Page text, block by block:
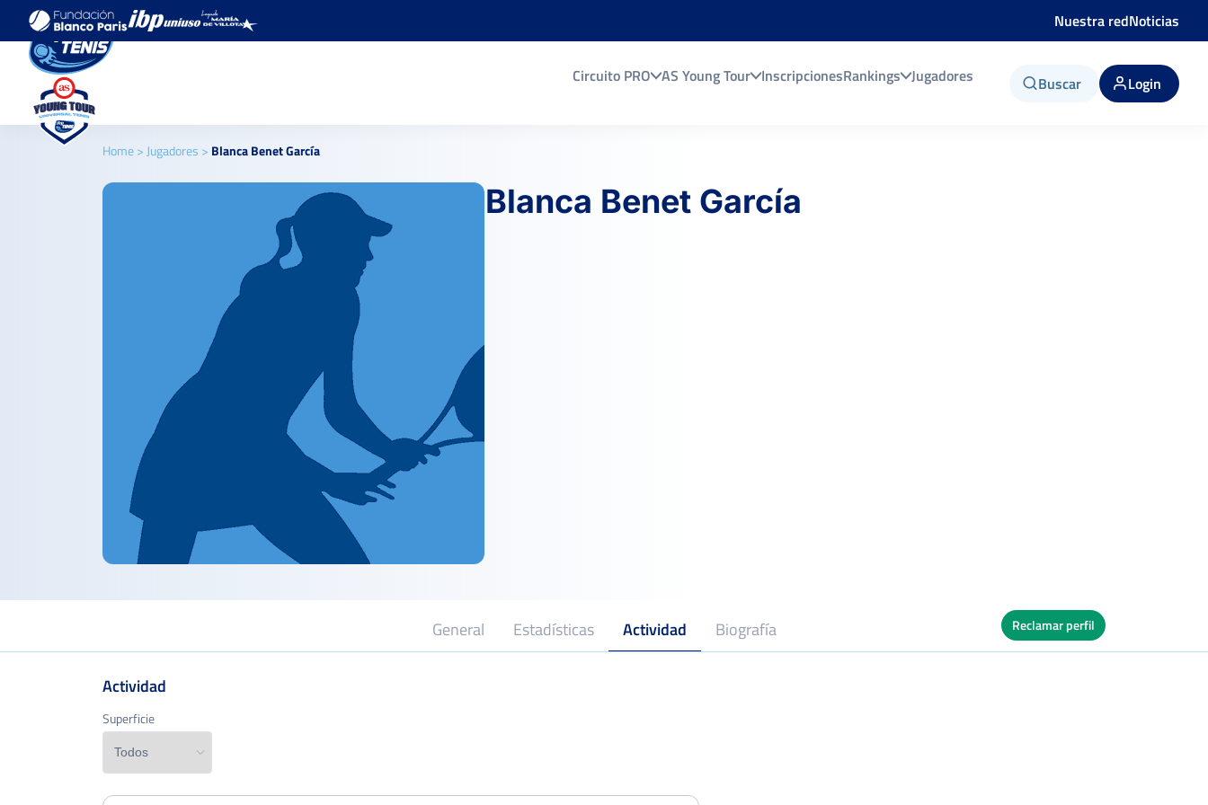
Nuestra redNoticias
Circuito PRO AS Young Tour InscripcionesRankings Jugadores Buscar Login
Home> Jugadores > Blanca Benet García
Blanca Benet García
General Estadísticas Actividad Biografía Reclamar perfil
Superficie
Actividad
Superficie